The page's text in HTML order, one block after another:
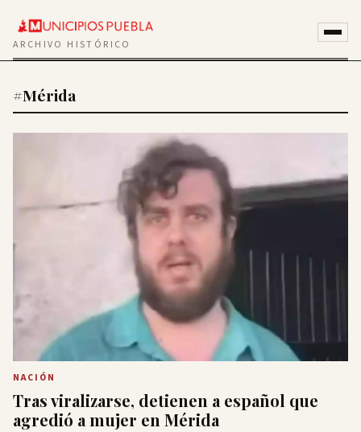
ARCHIVO HISTÓRICO
#Mérida
NACIÓN
Tras viralizarse, detienen a español que
agredió a mujer en Mérida